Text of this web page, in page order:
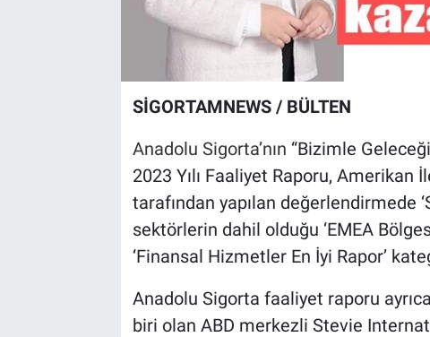
SİGORTAMNEWS / BÜLTEN
Anadolu Sigorta’nın “Bizimle
2023 Yılı Faaliyet Raporu,
tarafından yapılan değerlendirmede
sektörlerin dahil olduğu ‘EMEA
‘Finansal Hizmetler En İyi Rapor’
Anadolu Sigorta faaliyet raporu
biri olan ABD merkezli Stevie